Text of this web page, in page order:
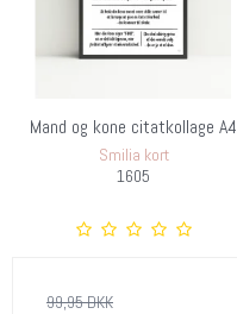
Mand og kone citatkollage A4
Smilia kort
1605
99,95 DKK